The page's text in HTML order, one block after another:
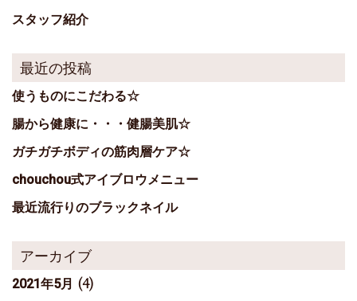
スタッフ紹介
最近の投稿
使うものにこだわる☆
腸から健康に・・・健腸美肌☆
ガチガチボディの筋肉層ケア☆
chouchou式アイブロウメニュー
最近流行りのブラックネイル
アーカイブ
2021年5月 (4)